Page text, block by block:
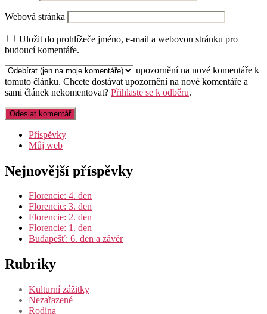
Webová stránka
Uložit do prohlížeče jméno, e-mail a webovou stránku pro
budoucí komentáře.
upozornění na nové komentáře k
tomuto článku. Chcete dostávat upozornění na nové komentáře a
sami článek nekomentovat? Přihlaste se k odběru.
Příspěvky
Můj web
Nejnovější příspěvky
Florencie: 4. den
Florencie: 3. den
Florencie: 2. den
Florencie: 1. den
Budapešť: 6. den a závěr
Rubriky
Kulturní zážitky
Nezařazené
Rodina